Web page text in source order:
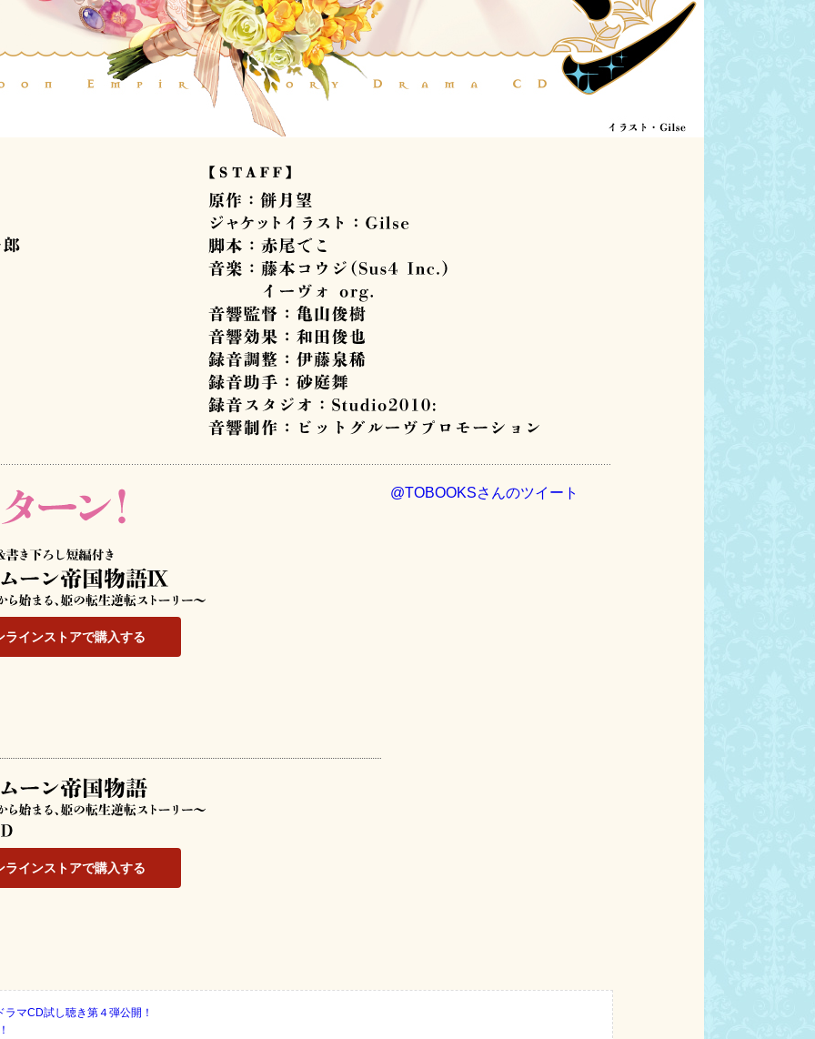
ラインストアで購入する
ラインストアで購入する
@TOBOOKSさんのツイート
マCD試し聴き第４弾公開！